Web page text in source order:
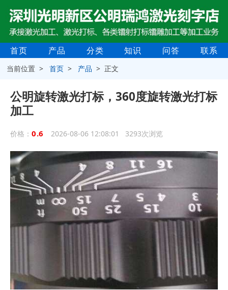
首页 产品 分类 知识 问答 联系
当前位置 >首页 > 产品 > 正文
公明旋转激光打标，360度旋转激光打标
加工
价格： 0.6 2026-08-06 12:08:01 3293次浏览